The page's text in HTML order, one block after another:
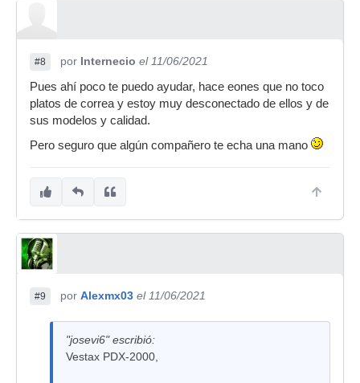
#8 por Internecio el 11/06/2021
Pues ahí poco te puedo ayudar, hace eones que no toco
platos de correa y estoy muy desconectado de ellos y de
sus modelos y calidad.
Pero seguro que algún compañero te echa una mano
#9 por Alexmx03 el 11/06/2021
"josevi6" escribió:
Vestax PDX-2000,